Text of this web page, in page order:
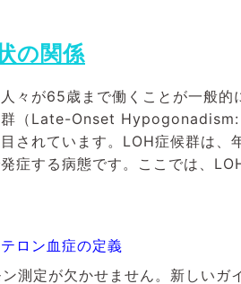
の関係
々が65歳まで働くことが一般的
群（Late-Onset Hypogonadism:
されています。LOH症候群は、
症する病態です。ここでは、
ロン血症の定義
測定が欠かせません。新しいガ